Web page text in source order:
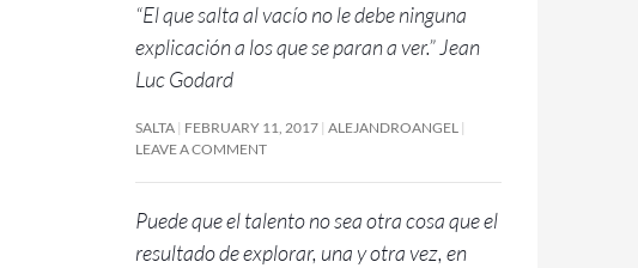
“El que salta al vacío no le debe ninguna
explicación a los que se paran a ver.” Jean
Luc Godard
SALTA FEBRUARY 11, 2017 ALEJANDROANGEL
LEAVE A COMMENT
Puede que el talento no sea otra cosa que el
resultado de explorar, una y otra vez, en